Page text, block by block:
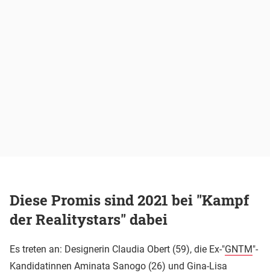
Diese Promis sind 2021 bei "Kampf
der Realitystars" dabei
Es treten an: Designerin Claudia Obert (59), die Ex-"GNTM"-
Kandidatinnen Aminata Sanogo (26) und Gina-Lisa